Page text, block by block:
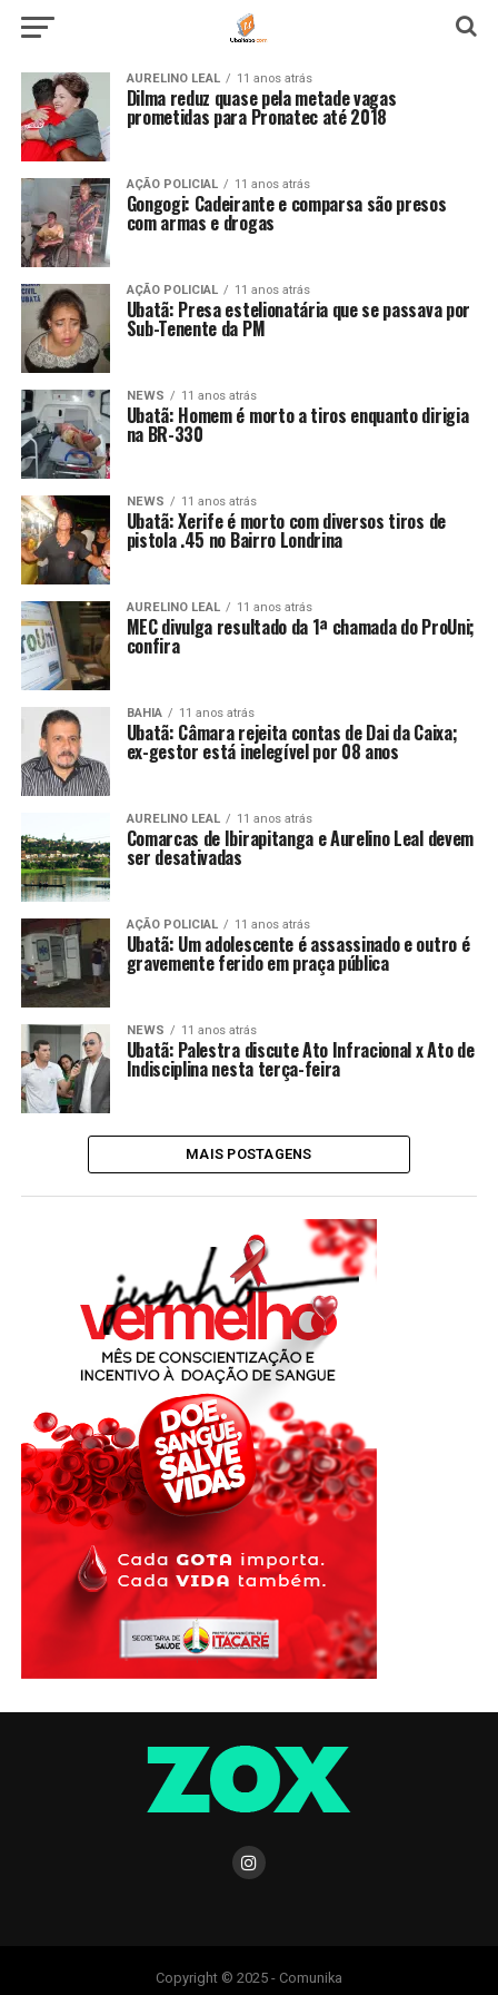
AURELINO LEAL 11 anos atrás
Dilma reduz quase pela metade vagas
prometidas para Pronatec até 2018
AÇÃO POLICIAL 11 anos atrás
Gongogi: Cadeirante e comparsa são presos
com armas e drogas
AÇÃO POLICIAL 11 anos atrás
Ubatã: Presa estelionatária que se passava por
Sub-Tenente da PM
NEWS 11 anos atrás
Ubatã: Homem é morto a tiros enquanto dirigia
na BR-330
NEWS 11 anos atrás
Ubatã: Xerife é morto com diversos tiros de
pistola .45 no Bairro Londrina
AURELINO LEAL 11 anos atrás
MEC divulga resultado da 1ª chamada do ProUni;
confira
BAHIA 11 anos atrás
Ubatã: Câmara rejeita contas de Dai da Caixa;
ex-gestor está inelegível por 08 anos
AURELINO LEAL 11 anos atrás
Comarcas de Ibirapitanga e Aurelino Leal devem
ser desativadas
AÇÃO POLICIAL 11 anos atrás
Ubatã: Um adolescente é assassinado e outro é
gravemente ferido em praça pública
NEWS 11 anos atrás
Ubatã: Palestra discute Ato Infracional x Ato de
Indisciplina nesta terça-feira
MAIS POSTAGENS
Copyright © 2025 - Comunika